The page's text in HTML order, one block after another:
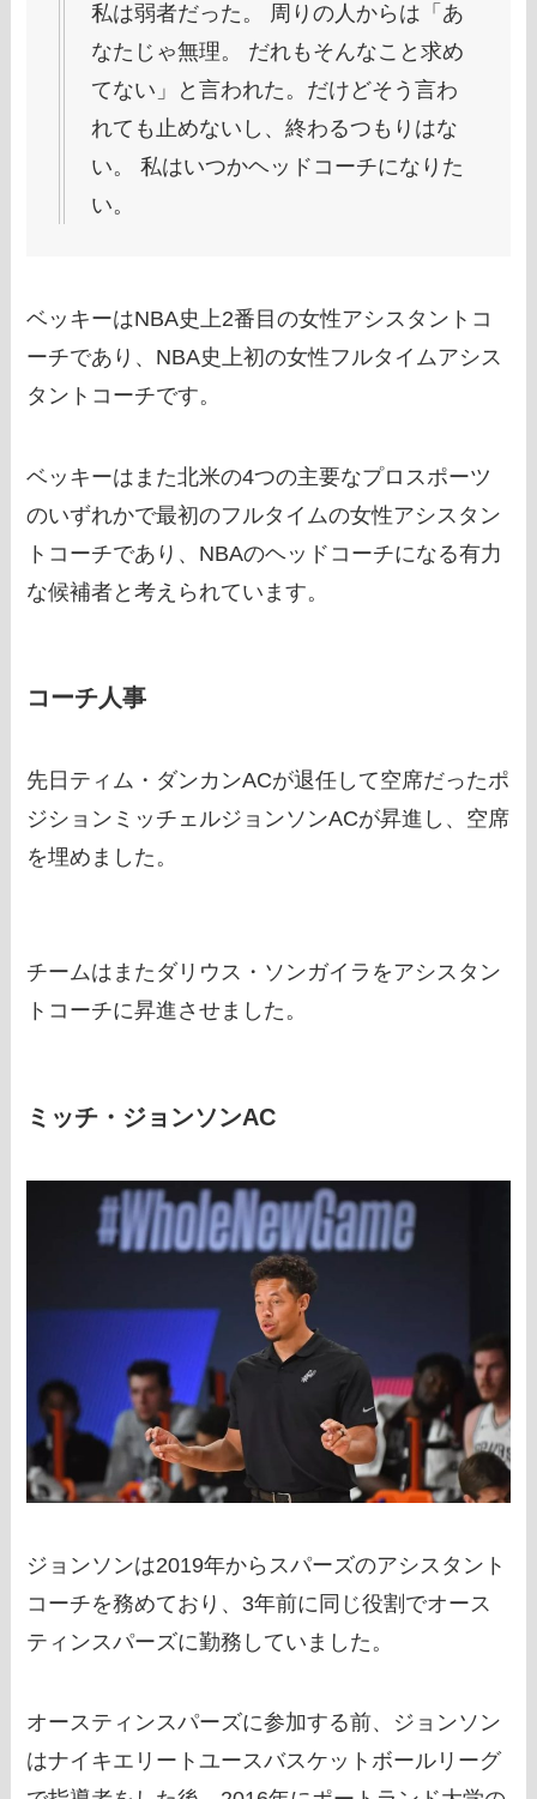
私は弱者だった。 周りの人からは「あ
なたじゃ無理。 だれもそんなこと求め
てない」と言われた。だけどそう言わ
れても止めないし、終わるつもりはな
い。 私はいつかヘッドコーチになりた
い。
ベッキーはNBA史上2番目の女性アシスタントコ
ーチであり、NBA史上初の女性フルタイムアシス
タントコーチです。
ベッキーはまた北米の4つの主要なプロスポーツ
のいずれかで最初のフルタイムの女性アシスタン
トコーチであり、NBAのヘッドコーチになる有力
な候補者と考えられています。
コーチ人事
先日ティム・ダンカンACが退任して空席だったポ
ジションミッチェルジョンソンACが昇進し、空席
を埋めました。
チームはまたダリウス・ソンガイラをアシスタン
トコーチに昇進させました。
ミッチ・ジョンソンAC
ジョンソンは2019年からスパーズのアシスタント
コーチを務めており、3年前に同じ役割でオース
ティンスパーズに勤務していました。
オースティンスパーズに参加する前、ジョンソン
はナイキエリートユースバスケットボールリーグ